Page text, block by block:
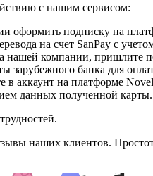
с нашим сервисом:
оформить подписку на
на счет SanPay с
нашей компании, пришлите
зарубежного банка для
в аккаунт на платформе
данных полученной карты.
наших клиентов.